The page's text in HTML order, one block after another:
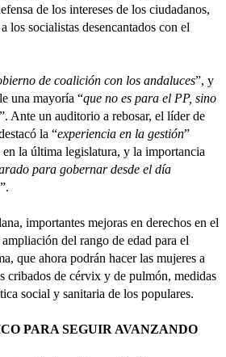
de los intereses de los ciudadanos,
los socialistas desencantados con el
de coalición con los andaluces”, y
una mayoría “que no es para el PP, sino
Ante un auditorio a rebosar, el líder de
la “experiencia en la gestión”
la última legislatura, y la importancia
para gobernar desde el día
”.
importantes mejoras en derechos en el
del rango de edad para el
que ahora podrán hacer las mujeres a
cribados de cérvix y de pulmón, medidas
social y sanitaria de los populares.
PARA SEGUIR AVANZANDO